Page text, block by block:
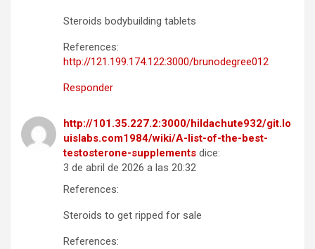
Steroids bodybuilding tablets
References:
http://121.199.174.122:3000/brunodegree012
Responder
http://101.35.227.2:3000/hildachute932/git.lo
uislabs.com1984/wiki/A-list-of-the-best-
testosterone-supplements dice:
3 de abril de 2026 a las 20:32
References:
Steroids to get ripped for sale
References: